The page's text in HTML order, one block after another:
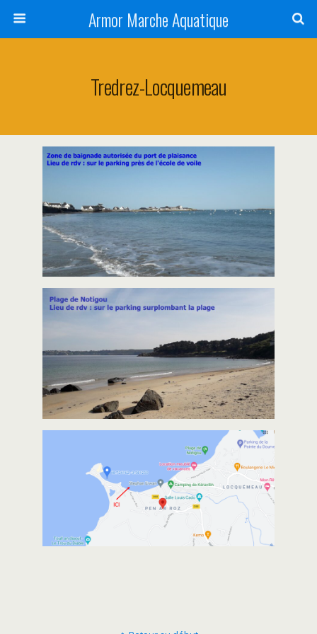
Armor Marche Aquatique
Tredrez-Locquemeau